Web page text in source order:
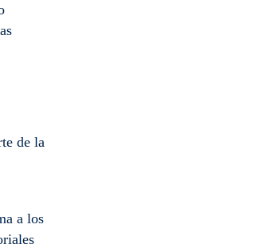
de la
a los